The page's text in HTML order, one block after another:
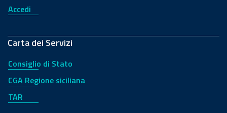
Accedi
Carta dei Servizi
Consiglio di Stato
CGA Regione siciliana
TAR